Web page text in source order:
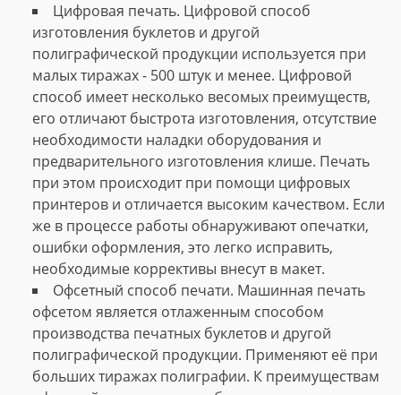
Цифровая печать. Цифровой способ
изготовления буклетов и другой
полиграфической продукции используется при
малых тиражах - 500 штук и менее. Цифровой
способ имеет несколько весомых преимуществ,
его отличают быстрота изготовления, отсутствие
необходимости наладки оборудования и
предварительного изготовления клише. Печать
при этом происходит при помощи цифровых
принтеров и отличается высоким качеством. Если
же в процессе работы обнаруживают опечатки,
ошибки оформления, это легко исправить,
необходимые коррективы внесут в макет.
Офсетный способ печати. Машинная печать
офсетом является отлаженным способом
производства печатных буклетов и другой
полиграфической продукции. Применяют её при
больших тиражах полиграфии. К преимуществам